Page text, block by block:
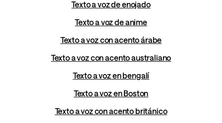
Texto a voz de enojado
Texto a voz de anime
Texto a voz con acento árabe
Texto a voz con acento australiano
Texto a voz en bengalí
Texto a voz en Boston
Texto a voz con acento británico